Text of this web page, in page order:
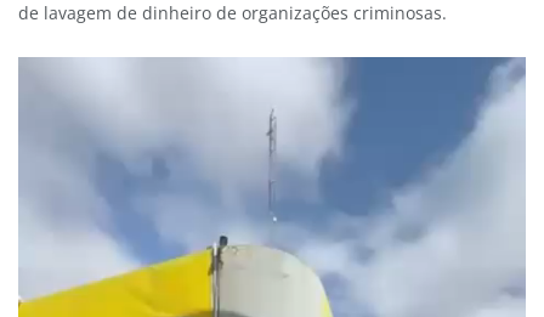
de lavagem de dinheiro de organizações criminosas.